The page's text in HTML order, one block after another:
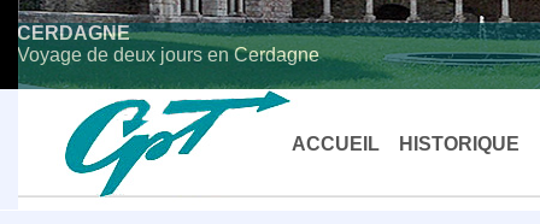
CERDAGNE
Voyage de deux jours en Cerdagne
ACCUEIL HISTORIQUE